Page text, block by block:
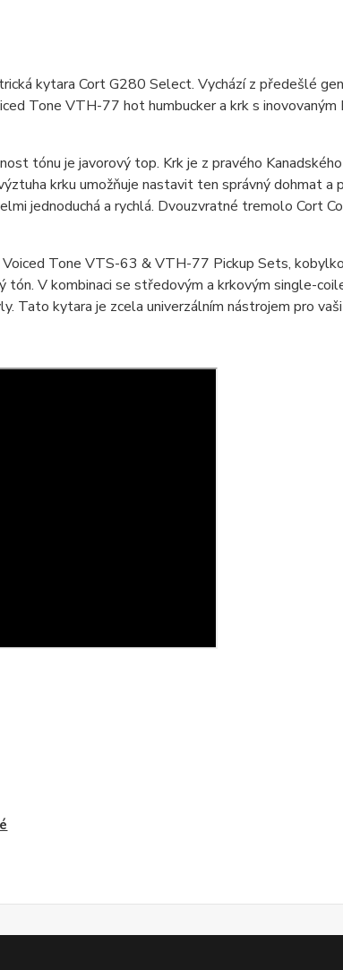
kytara Cort G280 Select. Vychází z předešlé
Tone VTH-77 hot humbucker a krk s inovovaným
tónu je javorový top. Krk je z pravého
krku umožňuje nastavit ten správný dohmat a
jednoduchá a rychlá. Dvouzvratné tremolo Cort
Voiced Tone VTS-63 & VTH-77 Pickup Sets,
tón. V kombinaci se středovým a krkovým single-
Tato kytara je zcela univerzálním nástrojem pro